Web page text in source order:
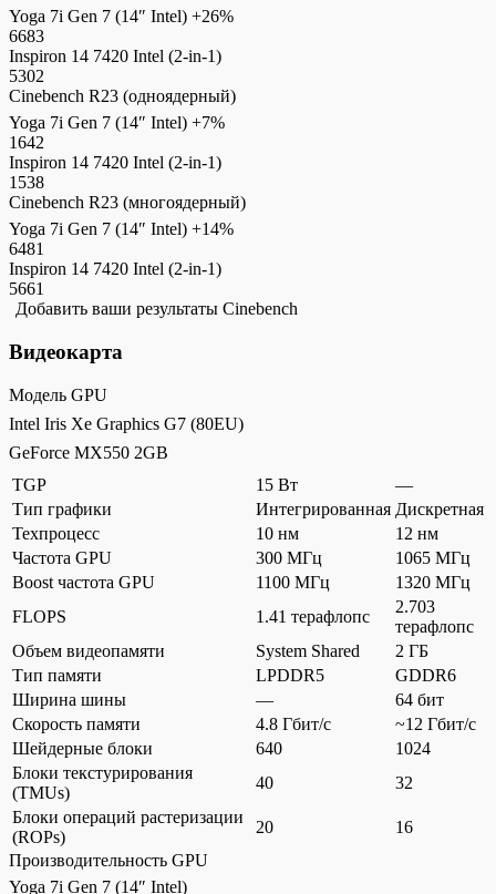
Yoga 7i Gen 7 (14″ Intel) +26%
6683
Inspiron 14 7420 Intel (2-in-1)
5302
Cinebench R23 (одноядерный)
Yoga 7i Gen 7 (14″ Intel) +7%
1642
Inspiron 14 7420 Intel (2-in-1)
1538
Cinebench R23 (многоядерный)
Yoga 7i Gen 7 (14″ Intel) +14%
6481
Inspiron 14 7420 Intel (2-in-1)
5661
Добавить ваши результаты Cinebench
Видеокарта
Модель GPU
Intel Iris Xe Graphics G7 (80EU)
GeForce MX550 2GB
TGP
15 Вт
—
Тип графики
Интегрированная Дискретная
Техпроцесс
10 нм
12 нм
Частота GPU
300 МГц
1065 МГц
Boost частота GPU
1100 МГц
1320 МГц
FLOPS
1.41 терафлопс
2.703
терафлопс
Объем видеопамяти
System Shared
2 ГБ
Тип памяти
LPDDR5
GDDR6
Ширина шины
—
64 бит
Скорость памяти
4.8 Гбит/с
~12 Гбит/с
Шейдерные блоки
640
1024
Блоки текстурирования
(TMUs)
40
32
Блоки операций растеризации
(ROPs)
20
16
Производительность GPU
Yoga 7i Gen 7 (14″ Intel)